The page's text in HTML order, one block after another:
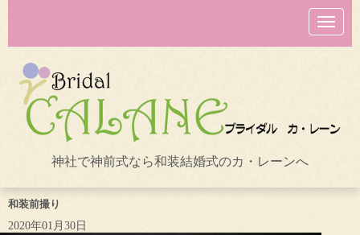
N
a
v
o
n
神社で神前式なら和装結婚式のカ・レーンへ
和装前撮り
2020年01月30日